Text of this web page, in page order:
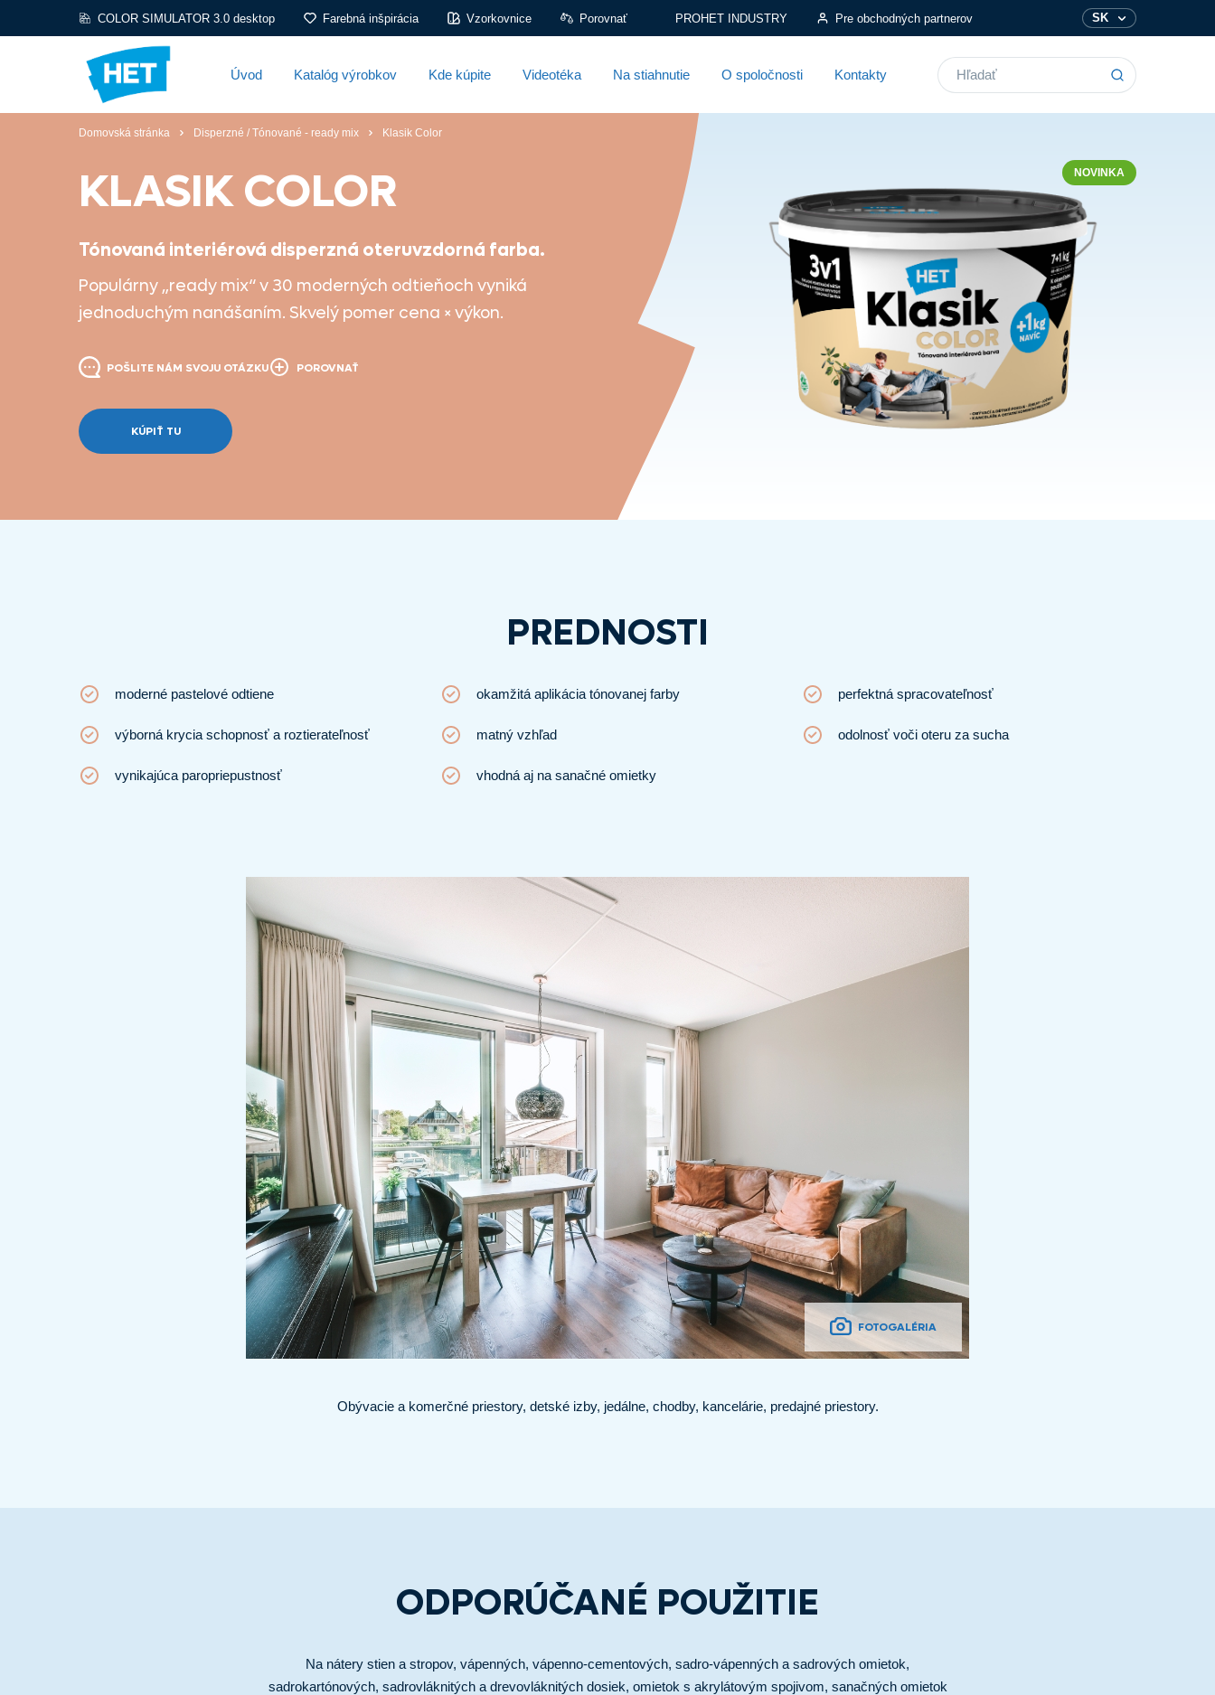
COLOR SIMULATOR 3.0 desktop Farebná inšpirácia Vzorkovnice Porovnať PROHET INDUSTRY Pre obchodných partnerov SK
Úvod Katalóg výrobkov Kde kúpite Videotéka Na stiahnutie O spoločnosti Kontakty Vyhľadávanie
Domovská stránka Disperzné / Tónované - ready mix Klasik Color
KLASIK COLOR
Tónovaná interiérová disperzná oteruvzdorná farba.
Populárny „ready mix“ v 30 moderných odtieňoch vyniká
jednoduchým nanášaním. Skvelý pomer cena × výkon.
POŠLITE NÁM SVOJU OTÁZKU POROVNAŤ
KÚPIŤ TU
NOVINKA
PREDNOSTI
moderné pastelové odtiene okamžitá aplikácia tónovanej farby perfektná spracovateľnosť
výborná krycia schopnosť a roztierateľnosť matný vzhľad odolnosť voči oteru za sucha
vynikajúca paropriepustnosť vhodná aj na sanačné omietky
FOTOGALÉRIA
Obývacie a komerčné priestory, detské izby, jedálne, chodby, kancelárie, predajné priestory.
ODPORÚČANÉ POUŽITIE
Na nátery stien a stropov, vápenných, vápenno-cementových, sadro-vápenných a sadrových omietok,
sadrokartónových, sadrovláknitých a drevovláknitých dosiek, omietok s akrylátovým spojivom, sanačných omietok